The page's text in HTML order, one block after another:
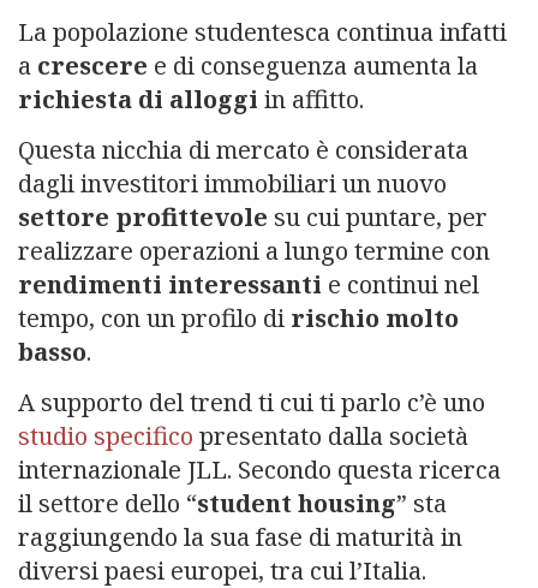
La popolazione studentesca continua infatti
a crescere e di conseguenza aumenta la
richiesta di alloggi in affitto.
Questa nicchia di mercato è considerata
dagli investitori immobiliari un nuovo
settore profittevole su cui puntare, per
realizzare operazioni a lungo termine con
rendimenti interessanti e continui nel
tempo, con un profilo di rischio molto
basso.
A supporto del trend ti cui ti parlo c’è uno
studio specifico presentato dalla società
internazionale JLL. Secondo questa ricerca
il settore dello “student housing” sta
raggiungendo la sua fase di maturità in
diversi paesi europei, tra cui l’Italia.